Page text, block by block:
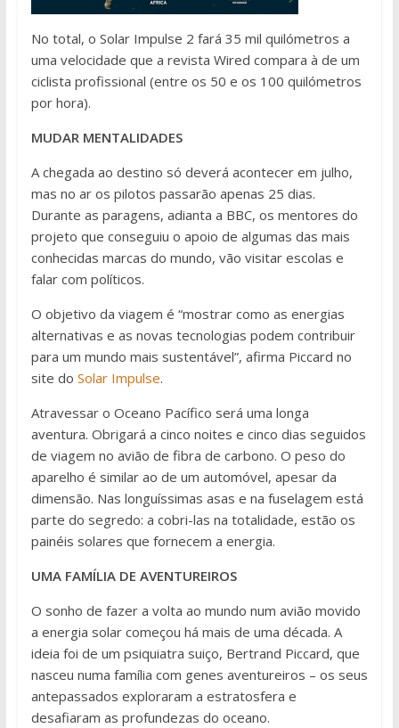
No total, o Solar Impulse 2 fará 35 mil quilómetros a
uma velocidade que a revista Wired compara à de um
ciclista profissional (entre os 50 e os 100 quilómetros
por hora).
MUDAR MENTALIDADES
A chegada ao destino só deverá acontecer em julho,
mas no ar os pilotos passarão apenas 25 dias.
Durante as paragens, adianta a BBC, os mentores do
projeto que conseguiu o apoio de algumas das mais
conhecidas marcas do mundo, vão visitar escolas e
falar com políticos.
O objetivo da viagem é “mostrar como as energias
alternativas e as novas tecnologias podem contribuir
para um mundo mais sustentável”, afirma Piccard no
site do Solar Impulse.
Atravessar o Oceano Pacífico será uma longa
aventura. Obrigará a cinco noites e cinco dias seguidos
de viagem no avião de fibra de carbono. O peso do
aparelho é similar ao de um automóvel, apesar da
dimensão. Nas longuíssimas asas e na fuselagem está
parte do segredo: a cobri-las na totalidade, estão os
painéis solares que fornecem a energia.
UMA FAMÍLIA DE AVENTUREIROS
O sonho de fazer a volta ao mundo num avião movido
a energia solar começou há mais de uma década. A
ideia foi de um psiquiatra suiço, Bertrand Piccard, que
nasceu numa família com genes aventureiros – os seus
antepassados exploraram a estratosfera e
desafiaram as profundezas do oceano.